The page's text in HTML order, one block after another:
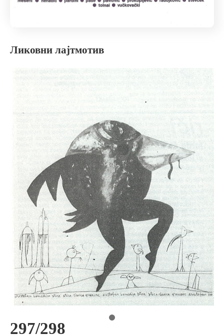
Ликовни лајтмотив
297/298